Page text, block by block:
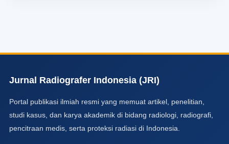
Jurnal Radiografer Indonesia (JRI)
Portal publikasi ilmiah resmi yang memuat artikel, penelitian,
studi kasus, dan karya akademik di bidang radiologi, radiografi,
pencitraan medis, serta proteksi radiasi di Indonesia.